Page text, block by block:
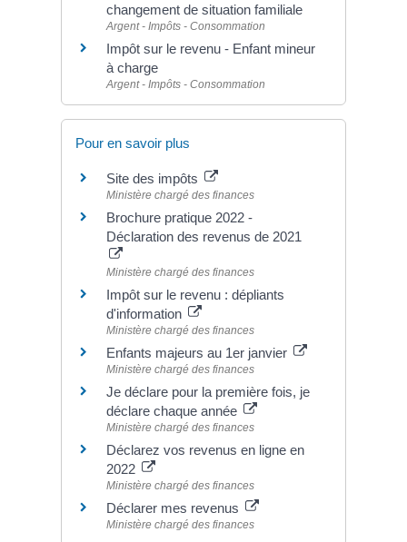
changement de situation familiale
Argent - Impôts - Consommation
Impôt sur le revenu - Enfant mineur
à charge
Argent - Impôts - Consommation
Pour en savoir plus
Site des impôts
Ministère chargé des finances
Brochure pratique 2022 -
Déclaration des revenus de 2021
Ministère chargé des finances
Impôt sur le revenu : dépliants
d'information
Ministère chargé des finances
Enfants majeurs au 1er janvier
Ministère chargé des finances
Je déclare pour la première fois, je
déclare chaque année
Ministère chargé des finances
Déclarez vos revenus en ligne en
2022
Ministère chargé des finances
Déclarer mes revenus
Ministère chargé des finances